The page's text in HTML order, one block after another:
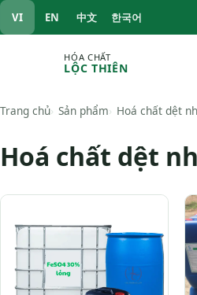
VI EN 中文 한국어
HÓA CHẤT
LỘC THIÊN
Trang chủ Sản phẩm Hoá chất dệt
Hoá chất dệt